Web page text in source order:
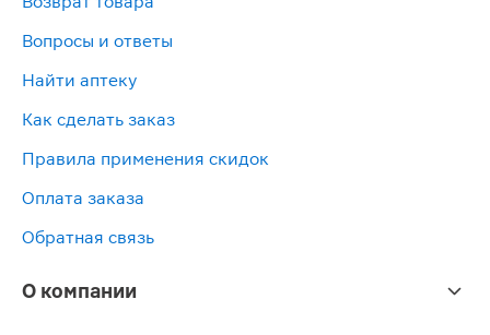
Вопросы и ответы
Найти аптеку
Как сделать заказ
Правила применения скидок
Оплата заказа
Обратная связь
О компании